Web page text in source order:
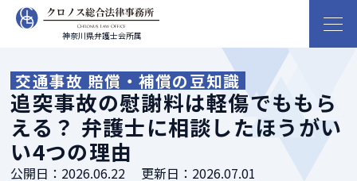
神奈川県弁護士会所属
交通事故 賠償・補償の豆知識
追突事故の慰謝料は軽傷でももら
える？ 弁護士に相談したほうがい
い4つの理由
公開日： 2026.06.22 更新日： 2026.07.01